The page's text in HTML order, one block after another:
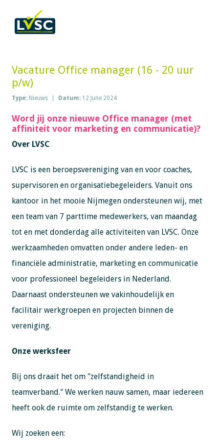
Vacature Office manager (16 - 20 uur
p/w)
Type: Nieuws Datum: 12 June 2024
Word jij onze nieuwe Office manager (met
affiniteit voor marketing en communicatie)?
Over LVSC
LVSC is een beroepsvereniging van en voor coaches,
supervisoren en organisatiebegeleiders. Vanuit ons
kantoor in het mooie Nijmegen ondersteunen wij, met
een team van 7 parttime medewerkers, van maandag
tot en met donderdag alle activiteiten van LVSC. Onze
werkzaamheden omvatten onder andere leden- en
financiële administratie, marketing en communicatie
voor professioneel begeleiders in Nederland.
Daarnaast ondersteunen we vakinhoudelijk en
facilitair werkgroepen en projecten binnen de
vereniging.
Onze werksfeer
Bij ons draait het om "zelfstandigheid in
teamverband." We werken nauw samen, maar iedereen
heeft ook de ruimte om zelfstandig te werken.
Wij zoeken een: